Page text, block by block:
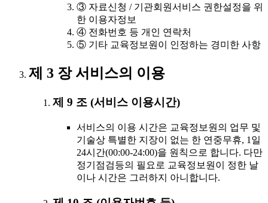
③ 자료신청 / 기관회원서비스 권한설정을 위
한 이용자정보
④ 전화번호 등 개인 연락처
⑤ 기타 교육정보원이 인정하는 경미한 사항
제 3 장 서비스의 이용
제 9 조 (서비스 이용시간)
서비스의 이용 시간은 교육정보원의 업무 및
기술상 특별한 지장이 없는 한 연중무휴, 1일
24시간(00:00-24:00)을 원칙으로 합니다. 다만
정기점검등의 필요로 교육정보원이 정한 날
이나 시간은 그러하지 아니합니다.